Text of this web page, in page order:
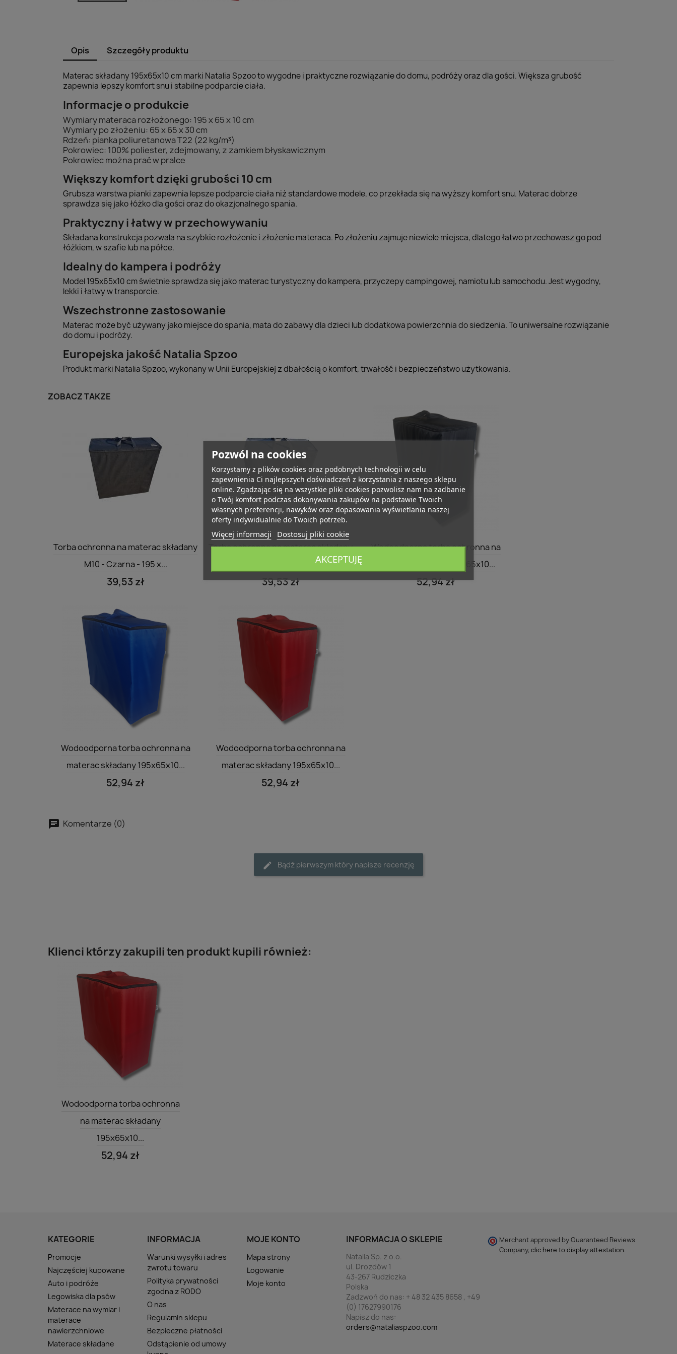
Opis Szczegóły produktu
Materac składany 195x65x10 cm marki Natalia Spzoo to wygodne i praktyczne rozwiązanie do domu, podróży oraz dla gości. Większa grubość
zapewnia lepszy komfort snu i stabilne podparcie ciała.
Informacje o produkcie
Wymiary materaca rozłożonego: 195 x 65 x 10 cm
Wymiary po złożeniu: 65 x 65 x 30 cm
Rdzeń: pianka poliuretanowa T22 (22 kg/m³)
Pokrowiec: 100% poliester, zdejmowany, z zamkiem błyskawicznym
Pokrowiec można prać w pralce
Większy komfort dzięki grubości 10 cm
Grubsza warstwa pianki zapewnia lepsze podparcie ciała niż standardowe modele, co przekłada się na wyższy komfort snu. Materac dobrze
sprawdza się jako łóżko dla gości oraz do okazjonalnego spania.
Praktyczny i łatwy w przechowywaniu
Składana konstrukcja pozwala na szybkie rozłożenie i złożenie materaca. Po złożeniu zajmuje niewiele miejsca, dlatego łatwo przechowasz go pod
łóżkiem, w szafie lub na półce.
Idealny do kampera i podróży
Model 195x65x10 cm świetnie sprawdza się jako materac turystyczny do kampera, przyczepy campingowej, namiotu lub samochodu. Jest wygodny,
lekki i łatwy w transporcie.
Wszechstronne zastosowanie
Materac może być używany jako miejsce do spania, mata do zabawy dla dzieci lub dodatkowa powierzchnia do siedzenia. To uniwersalne rozwiązanie
do domu i podróży.
Europejska jakość Natalia Spzoo
Produkt marki Natalia Spzoo, wykonany w Unii Europejskiej z dbałością o komfort, trwałość i bezpieczeństwo użytkowania.
ZOBACZ TAKŻE
Szybki podgląd
Torba ochronna na materac składany
M10 - Czarna - 195 x...
39,53 zł
Szybki podgląd
Torba ochronna na materac składany
M10 - Szara - 195 x 65...
39,53 zł
Wodoodporna torba ochronna na
materac składany 195x65x10...
52,94 zł

Wodoodporna torba ochronna na
materac składany 195x65x10...
52,94 zł

Wodoodporna torba ochronna na
materac składany 195x65x10...
52,94 zł
Komentarze (0)
Bądź pierwszym który napisze recenzję
Klienci którzy zakupili ten produkt kupili również:

Wodoodporna torba ochronna
na materac składany
195x65x10...
52,94 zł
KATEGORIE
Promocje
Najczęściej kupowane
Auto i podróże
Legowiska dla psów
Materace na wymiar i
materace
nawierzchniowe
Materace składane
INFORMACJA
Warunki wysyłki i adres
zwrotu towaru
Polityka prywatności
zgodna z RODO
O nas
Regulamin sklepu
Bezpieczne płatności
Odstąpienie od umowy
MOJE KONTO
Mapa strony
Logowanie
Moje konto
INFORMACJA O SKLEPIE
Natalia Sp. z o.o.
ul. Drozdów 1
43-267 Rudziczka
Polska
Zadzwoń do nas: + 48 32 435 8658 , +49
(0) 17627990176
Napisz do nas:
orders@nataliaspzoo.com
Merchant approved by Guaranteed Reviews
Company, clic here to display attestation.
Pozwól na cookies
Korzystamy z plików cookies oraz podobnych technologii w celu
zapewnienia Ci najlepszych doświadczeń z korzystania z naszego sklepu
online. Zgadzając się na wszystkie pliki cookies pozwolisz nam na zadbanie
o Twój komfort podczas dokonywania zakupów na podstawie Twoich
własnych preferencji, nawyków oraz dopasowania wyświetlania naszej
oferty indywidualnie do Twoich potrzeb.
Więcej informacji Dostosuj pliki cookie
AKCEPTUJĘ